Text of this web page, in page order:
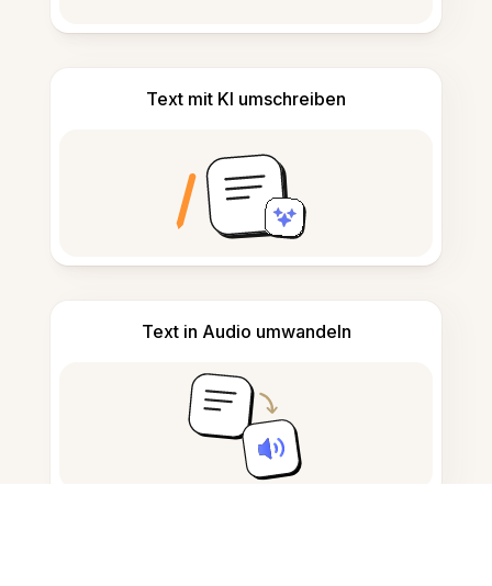
Text mit KI umschreiben
Text in Audio umwandeln